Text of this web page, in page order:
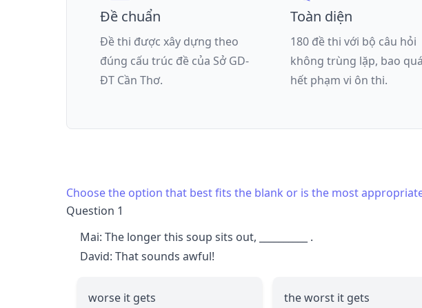
Đề chuẩn
Đề thi được xây dựng theo
đúng cấu trúc đề của Sở GD-
ĐT Cần Thơ.
Toàn diện
180 đề thi với bộ câu hỏi
không trùng lặp, bao
hết phạm vi ôn thi.
Choose the option that best fits the blank or is the most
Question 1
Mai: The longer this soup sits out,
.
David: That sounds awful!
worse it gets the worst it gets